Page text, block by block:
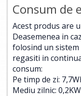
Consum de
Acest produs are
Deasemenea in
folosind un
regasiti in
consum:
Pe timp de zi:
Mediu zilnic: